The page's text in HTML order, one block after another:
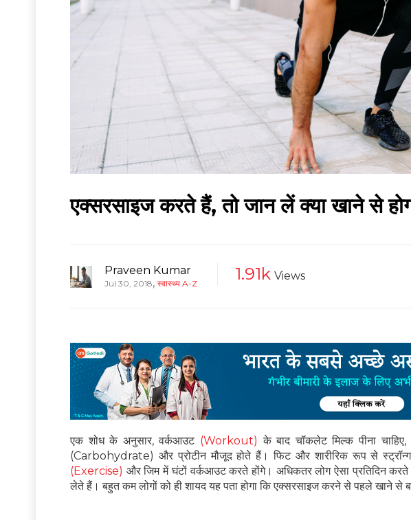
एक्सरसाइज करते हैं, तो जान लें क्या खाने से
Praveen Kumar
Jul 30, 2018, स्वास्थ्य A-Z 1.91k Views
एक शोध के अनुसार, वर्कआउट (Workout) के बाद चॉकलेट मिल्क पीना चाहिए,
(Carbohydrate) और प्रोटीन मौजूद होते हैं। फिट और शारीरिक रूप से
(Exercise) और जिम में घंटों वर्कआउट करते होंगे। अधिकतर लोग ऐसा प्रतिदिन
लेते हैं। बहुत कम लोगों को ही शायद यह पता होगा कि एक्सरसाइज करने से पहले खाने से